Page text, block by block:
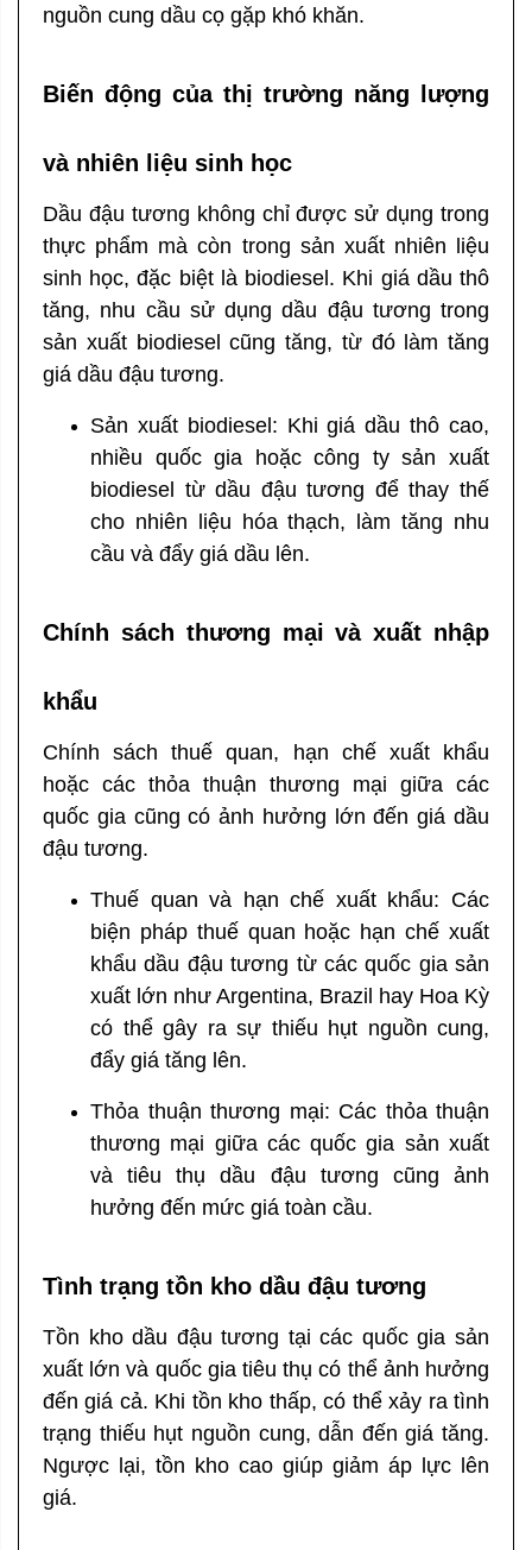
nguồn cung dầu cọ gặp khó khăn.
Biến động của thị trường năng lượng
và nhiên liệu sinh học
Dầu đậu tương không chỉ được sử dụng trong
thực phẩm mà còn trong sản xuất nhiên liệu
sinh học, đặc biệt là biodiesel. Khi giá dầu thô
tăng, nhu cầu sử dụng dầu đậu tương trong
sản xuất biodiesel cũng tăng, từ đó làm tăng
giá dầu đậu tương.
Sản xuất biodiesel: Khi giá dầu thô cao,
nhiều quốc gia hoặc công ty sản xuất
biodiesel từ dầu đậu tương để thay thế
cho nhiên liệu hóa thạch, làm tăng nhu
cầu và đẩy giá dầu lên.
Chính sách thương mại và xuất nhập
khẩu
Chính sách thuế quan, hạn chế xuất khẩu
hoặc các thỏa thuận thương mại giữa các
quốc gia cũng có ảnh hưởng lớn đến giá dầu
đậu tương.
Thuế quan và hạn chế xuất khẩu: Các
biện pháp thuế quan hoặc hạn chế xuất
khẩu dầu đậu tương từ các quốc gia sản
xuất lớn như Argentina, Brazil hay Hoa Kỳ
có thể gây ra sự thiếu hụt nguồn cung,
đẩy giá tăng lên.
Thỏa thuận thương mại: Các thỏa thuận
thương mại giữa các quốc gia sản xuất
và tiêu thụ dầu đậu tương cũng ảnh
hưởng đến mức giá toàn cầu.
Tình trạng tồn kho dầu đậu tương
Tồn kho dầu đậu tương tại các quốc gia sản
xuất lớn và quốc gia tiêu thụ có thể ảnh hưởng
đến giá cả. Khi tồn kho thấp, có thể xảy ra tình
trạng thiếu hụt nguồn cung, dẫn đến giá tăng.
Ngược lại, tồn kho cao giúp giảm áp lực lên
giá.